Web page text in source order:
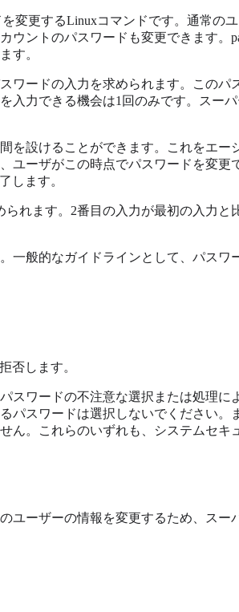
変更するLinuxコマンドです。通常の
ウントのパスワードも変更できます。
す。
ワードの入力を求められます。このパ
入力できる機会は1回のみです。スー
を設けることができます。これをエー
ユーザがこの時点でパスワードを変
します。
れます。2番目の入力が最初の入力
一般的なガイドラインとして、パスワ
否します。
スワードの不注意な選択または処理に
パスワードは選択しないでください
ん。これらのいずれも、システムセキ
ユーザーの情報を変更するため、スー